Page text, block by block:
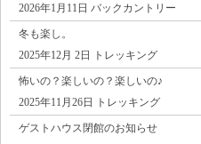
2026年1月11日 バックカントリー
冬も楽し。
2025年12月 2日 トレッキング
怖いの？楽しいの？楽しいの♪
2025年11月26日 トレッキング
ゲストハウス閉館のお知らせ